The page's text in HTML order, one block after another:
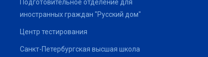
Подготовительное отделение для
иностранных граждан "Русский дом"
Центр тестирования
Санкт-Петербургская высшая школа